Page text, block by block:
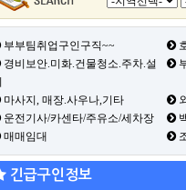
부부팀취업구인구직~~
경비보안.미화.건물청소.주차.설
마사지, 매장.사우나,기타
운전기사/카센타/주유소/세차장
매매임대
긴급구인정보